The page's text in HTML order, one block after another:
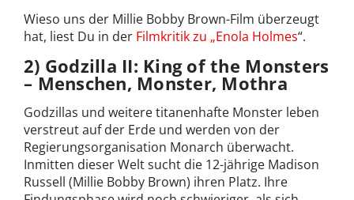
Wieso uns der Millie Bobby Brown-Film überzeugt
hat, liest Du in der Filmkritik zu „Enola Holmes“.
2) Godzilla II: King of the Monsters
– Menschen, Monster, Mothra
Godzillas und weitere titanenhafte Monster leben
verstreut auf der Erde und werden von der
Regierungsorganisation Monarch überwacht.
Inmitten dieser Welt sucht die 12-jährige Madison
Russell (Millie Bobby Brown) ihren Platz. Ihre